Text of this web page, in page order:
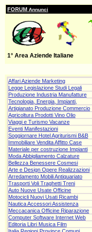
FORUM Annunci
1° Area Aziende Italiane
Affari Aziende Marketing
Legge Legislazione Studi Legali
Produzione Industria Manufatture
Tecnologia, Energia, Impianti,
Artigianato Produzione Commercio
Agricoltura Prodotti Vino Olio
Viaggi e Turismo Vacanze
Eventi Manifestazioni
Soggiornare Hotel Agriturismi B&B
Immobiliare Vendita Affitto Case
Materiale per costruzione Impianti
Moda Abbigliamento Calzature
Bellezza Benessere Cosmesi
Arte e Design Opere Realizzazioni
Arredamento Mobili Antiquariato
Trasporti Voli Traghetti Treni
Auto Nuove Usate Officine
Motocicli Nuovi Usati Ricambi
Nautica Accessori Assistenza
Meccacanica Officine Riparazione
Computer Software Internet Web
Editoria Libri Musica Film